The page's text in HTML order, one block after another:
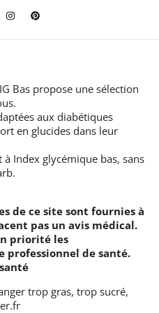
Bas propose une sélection
aux diabétiques
en glucides dans leur
à Index glycémique bas, sans
de ce site sont fournies à
pas un avis médical.
priorité les
professionnel de santé.
trop gras, trop sucré,